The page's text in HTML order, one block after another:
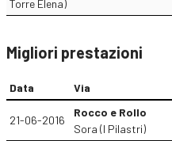
Torre Elena)
Migliori prestazioni
Data Via
21-06-2016
Rocco e Rollo
Sora (I Pilastri)